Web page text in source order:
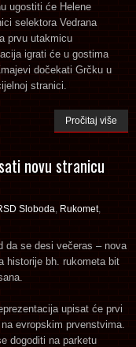
ugostiti će Helene
selektora Vedrana
prvu utakmicu
igrati će u gostima
dočekati Grčku u
stranici.
Pročitaj više
novu stranicu
Sloboda Rukomet,
da se desi večeras – nova
historije bh. rukometa bit
upisat će prvi
evropskim prvenstvima.
dogoditi na parketu